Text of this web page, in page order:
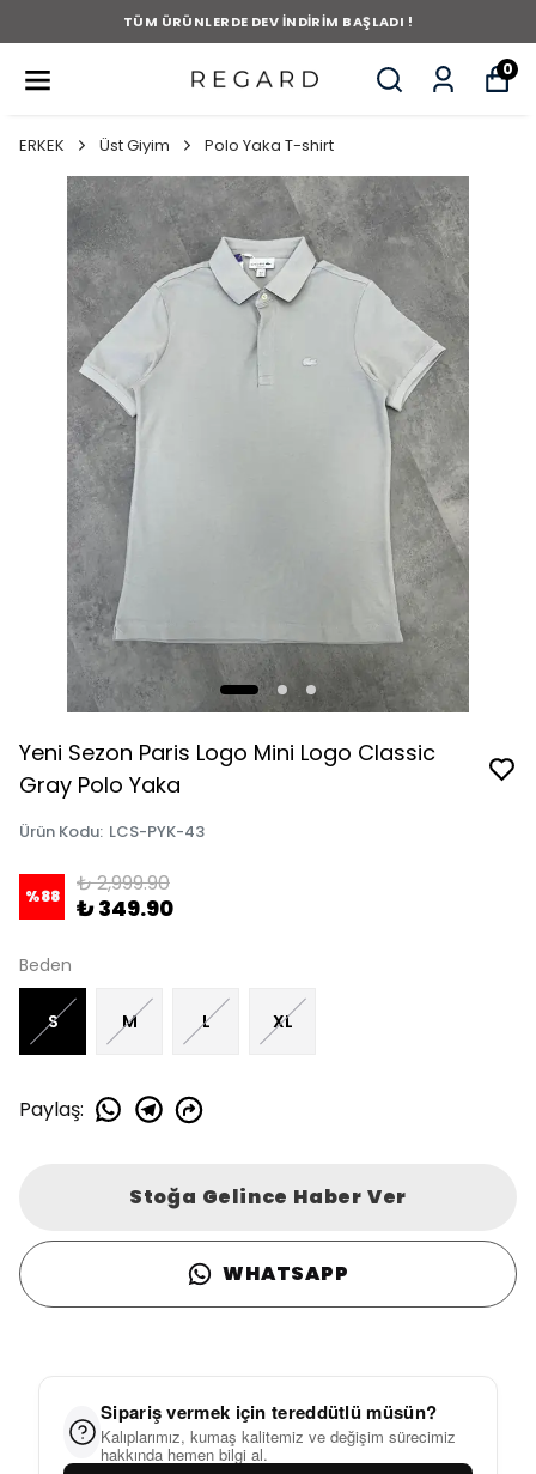
TÜM ÜRÜNLERDE DEV İNDİRİM BAŞLADI !
0
ERKEK Üst Giyim Polo Yaka T-shirt
Yeni Sezon Paris Logo Mini Logo Classic
Gray Polo Yaka
Ürün Kodu: LCS-PYK-43
%88 ₺ 2,999.90
₺ 349.90
Beden
S M L XL
Paylaş:
Stoğa Gelince Haber Ver
WHATSAPP
Sipariş vermek için tereddütlü müsün?
Kalıplarımız, kumaş kalitemiz ve değişim sürecimiz
hakkında hemen bilgi al.